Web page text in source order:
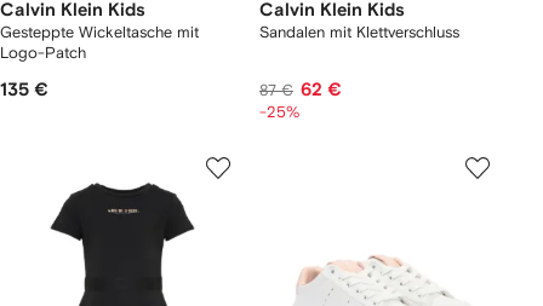
Calvin Klein Kids
Gesteppte Wickeltasche mit
Logo-Patch
135 €
Calvin Klein Kids
Sandalen mit Klettverschluss
87 € 62 €
-25%